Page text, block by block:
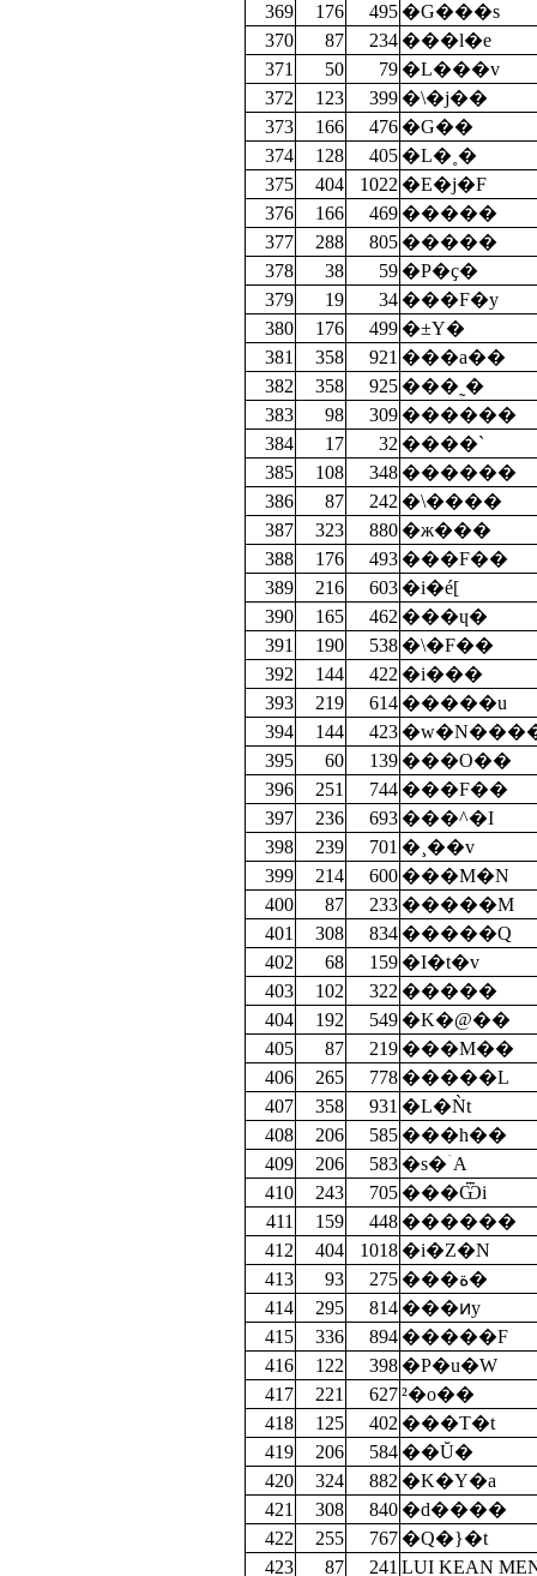
369
176 495 �G���s
370
87 234 ���l�e
371
50 79 �L���v
372
123 399 �\�j��
373
166 476 �G��
374
128 405 �L�˳�
375
404 1022 �E�j�F
376
166 469 �����
377
288 805 �����
378
38 59 �P�ҫ�
379
19 34 ���F�y
380
176 499 �±Ү�
381
358 921 ���a��
382
358 925 ���˷�
383
98 309 ������
384
17 32 ����`
385
108 348 ������
386
87 242 �\����
387
323 880 �ж���
388
176 493 ���F��
389
216 603 �i�é[
390
165 462 ���ɥ�
391
190 538 �\�F��
392
144 422 �i���
393
219 614 �����u
394
144 423
395
60 139 ���O��
396
251 744 ���F��
397
236 693 ���^�I
398
239 701 �¸��v
399
214 600 ���M�N
400
87 233 �����M
401
308 834 �����Q
402
68 159 �I�t�v
403
102 322 �����
404
192 549 �K�@��
405
87 219 ���M��
406
265 778 �����L
407
358 931 �L�Ǹt
408
206 585 ���h��
409
206 583 �s�ۤA
410
243 705 ���Ѿi
411
159 448 ������
412
404 1018 �i�Z�N
413
93 275
���ة�
414
295 814 ���ͷy
415
336 894 �����F
416
122 398 �P�u�W
417
221 627 ²�o��
418
125 402 ���T�t
419
206 584 ��Ŭ�
420
324 882 �K�Y�a
421
308 840 �d����
422
255 767 �Q�}�t
423
87 241 LUI KEAN